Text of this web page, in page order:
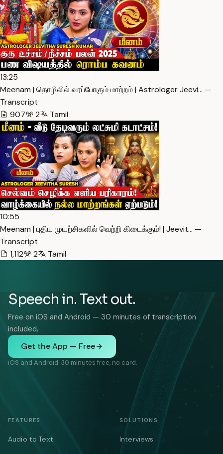
13:25
Meenam | தொழிலில் வரப்போகும் மாற்றம் | Astrologer Jeevi… —
Transcript
907
2 Tamil
10:55
Meenam | புதிய முயற்சிகளில் வெற்றி கிடைக்கும்! | Jeevit… —
Transcript
1,112
2 Tamil
Speech in. Text out.
Free on iOS and Android — 30 minutes of transcription
included.
Get the App — Free
iOS and Android. 30 minutes free, no card.
FEATURES
Audio to Text
SOLUTIONS
Interviews